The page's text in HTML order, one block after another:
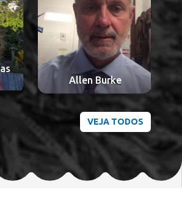
Allen Burke
VEJA TODOS